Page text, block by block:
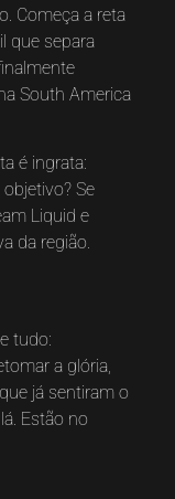
Começa a reta
que separa
South America
é ingrata:
Se
Liquid e
da região.
tudo:
a glória,
já sentiram o
Estão no